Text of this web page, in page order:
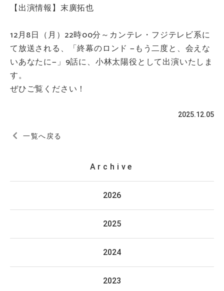
【出演情報】末廣拓也
12月8日（月）22時00分～カンテレ・フジテレビ系に
て放送される、「終幕のロンド —もう二度と、会えな
いあなたに—」9話に、小林太陽役として出演いたしま
す。
ぜひご覧ください！
2025.12.05
一覧へ戻る
Archive
2026
2025
2024
2023